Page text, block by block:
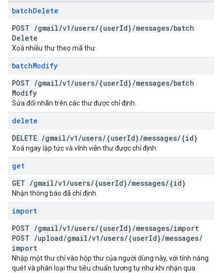
batchDelete
POST /gmail/v1 /users/{userId}/messages/batch
Delete
Xoá nhiều thư theo mã thư.
batchModify
POST /gmail/v1 /users/{userId}/messages/batch
Modify
Sửa đổi nhãn trên các thư được chỉ định.
delete
DELETE /gmail/v1 /users/{userId}/messages/{id}
Xoá ngay lập tức và vĩnh viễn thư được chỉ định.
get
GET /gmail/v1 /users/{userId}/messages/{id}
Nhận thông báo đã chỉ định.
import
POST /gmail/v1 /users/{userId}/messages/import
POST /upload/gmail/v1 /users/{userId}/messages/
import
Nhập một thư chỉ vào hộp thư của người dùng này, với tính năng
quét và phân loại thư tiêu chuẩn tương tự như khi nhận qua